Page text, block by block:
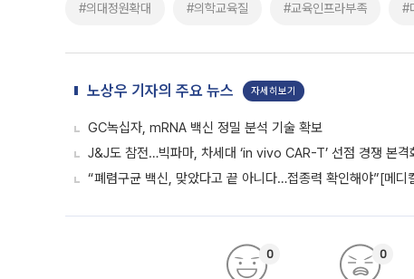
#의대정원확대 #의학교육질 #교육인프라부족 #
노상우 기자의 주요 뉴스 자세히보기
GC녹십자, mRNA 백신 정밀 분석 기술 확보
J&J도 참전…빅파마, 차세대 ‘in vivo CAR-T’ 선점 경쟁 본격
“폐렴구균 백신, 맞았다고 끝 아니다…접종력 확인해야”[메디
0 0